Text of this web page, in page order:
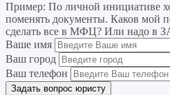
Пример: По личной инициативе
поменять документы. Каков мой
сделать все в МФЦ? Или надо в
Ваше имя
Ваш город
Ваш телефон